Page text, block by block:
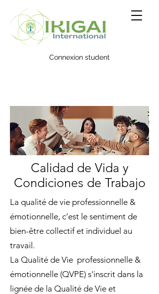
Connexion student
Calidad de Vida y
Condiciones de Trabajo
La qualité de vie professionnelle &
émotionnelle, c’est le sentiment de
bien-être collectif et individuel au
travail.
La Qualité de Vie professionnelle &
émotionnelle (QVPE) s'inscrit dans la
lignée de la Qualité de Vie et